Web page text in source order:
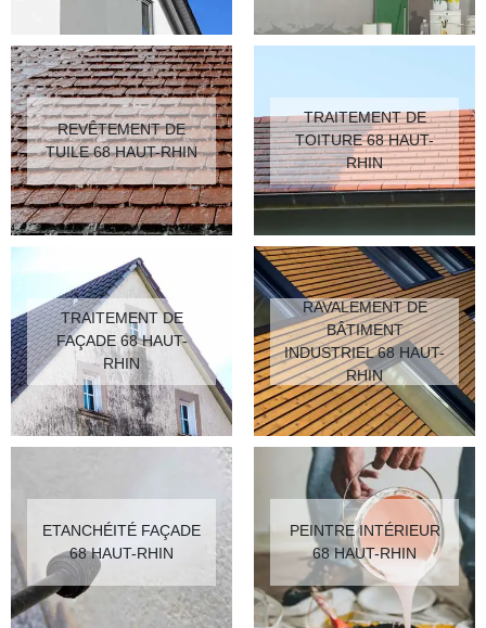
REVÊTEMENT DE
TUILE 68 HAUT-RHIN
TRAITEMENT DE
TOITURE 68 HAUT-
RHIN
TRAITEMENT DE
FAÇADE 68 HAUT-
RHIN
RAVALEMENT DE
BÂTIMENT
INDUSTRIEL 68 HAUT-
RHIN
ETANCHÉITÉ FAÇADE
68 HAUT-RHIN
PEINTRE INTÉRIEUR
68 HAUT-RHIN